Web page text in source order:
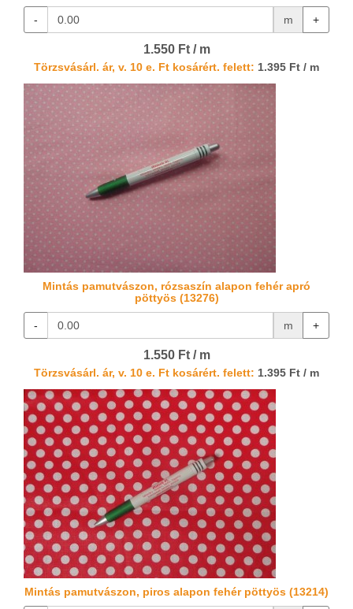
- m +
1.550 Ft / m
Törzsvásárl. ár, v. 10 e. Ft kosárért. felett: 1.395 Ft / m
Mintás pamutvászon, rózsaszín alapon fehér apró
pöttyös (13276)
- m +
1.550 Ft / m
Törzsvásárl. ár, v. 10 e. Ft kosárért. felett: 1.395 Ft / m
Mintás pamutvászon, piros alapon fehér pöttyös (13214)